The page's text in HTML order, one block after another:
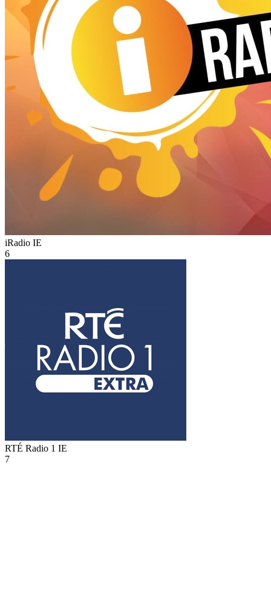
iRadio IE
6
RTÉ Radio 1 IE
7